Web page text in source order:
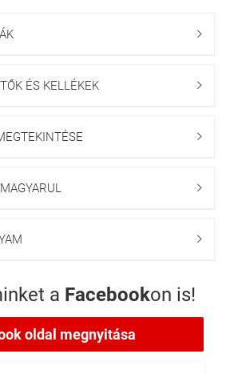

ÉS KELLÉKEK 



a Facebookon is!
oldal megnyitása